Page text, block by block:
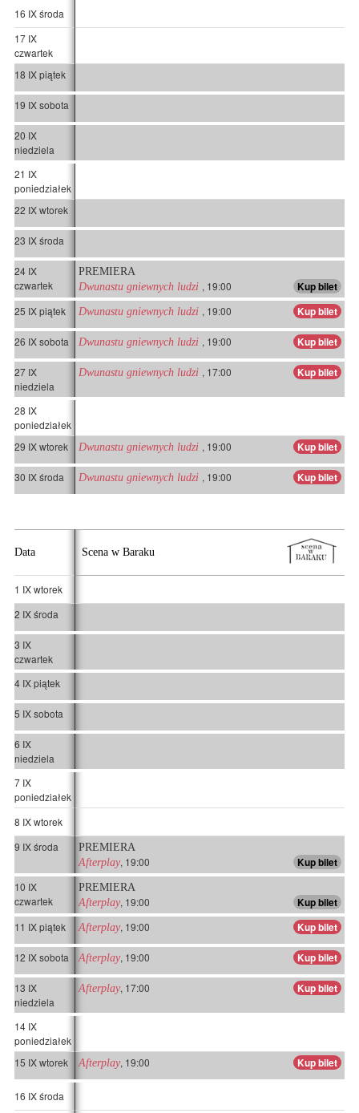
16 IX środa
17 IX
czwartek
18 IX piątek
19 IX sobota
20 IX
niedziela
21 IX
poniedziałek
22 IX wtorek
23 IX środa
24 IX
czwartek
PREMIERA
Dwunastu gniewnych ludzi , 19:00 Kup bilet
25 IX piątek Dwunastu gniewnych ludzi , 19:00 Kup bilet
26 IX sobota Dwunastu gniewnych ludzi , 19:00 Kup bilet
27 IX
niedziela
Dwunastu gniewnych ludzi , 17:00 Kup bilet
28 IX
poniedziałek
29 IX wtorek
Dwunastu gniewnych ludzi , 19:00 Kup bilet
30 IX środa Dwunastu gniewnych ludzi , 19:00 Kup bilet
Data Scena w Baraku
1 IX wtorek
2 IX środa
3 IX
czwartek
4 IX piątek
5 IX sobota
6 IX
niedziela
7 IX
poniedziałek
8 IX wtorek
9 IX środa
PREMIERA
Afterplay, 19:00 Kup bilet
10 IX
czwartek
PREMIERA
Afterplay, 19:00 Kup bilet
11 IX piątek Afterplay, 19:00 Kup bilet
12 IX sobota Afterplay, 19:00 Kup bilet
13 IX
niedziela
Afterplay, 17:00 Kup bilet
14 IX
poniedziałek
15 IX wtorek
Afterplay, 19:00 Kup bilet
16 IX środa